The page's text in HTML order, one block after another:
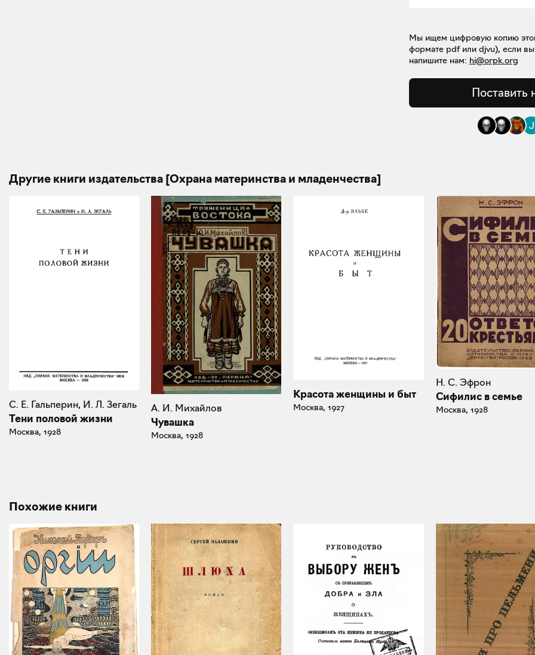
Мы ищем цифровую копию
формате pdf или djvu), если вы
напишите нам: hi@orpk.org
Поставить
Другие книги издательства [Охрана материнства и младенчества]
С. Е. Гальперин, И. Л. Зегаль
Тени половой жизни
Москва, 1928
А. И. Михайлов
Чувашка
Москва, 1928
Красота женщины и быт
Москва, 1927
Н. С. Эфрон
Сифилис в семье
Москва, 1928
Похожие книги